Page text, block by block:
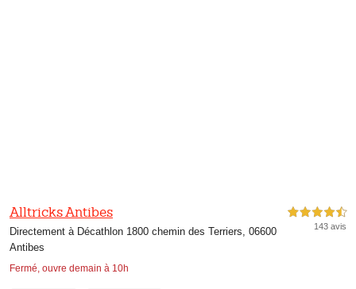
Alltricks Antibes
Directement à Décathlon 1800 chemin des Terriers, 06600
Antibes
Fermé, ouvre demain à 10h
4,5 étoiles sur 5
143 avis